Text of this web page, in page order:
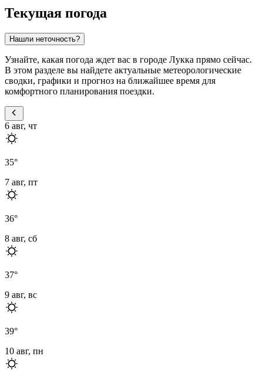
Текущая погода
Нашли неточность?
Узнайте, какая погода ждет вас в городе Лукка прямо сейчас.
В этом разделе вы найдете актуальные метеорологические
сводки, графики и прогноз на ближайшее время для
комфортного планирования поездки.
6 авг, чт
35°
7 авг, пт
36°
8 авг, сб
37°
9 авг, вс
39°
10 авг, пн